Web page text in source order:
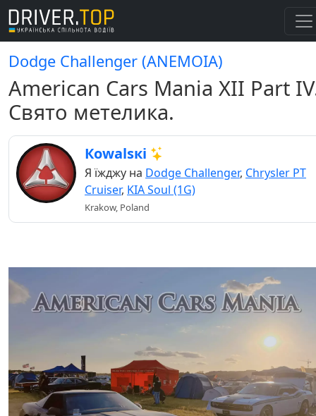
Dodge Challenger (ANEMOIA)
American Cars Mania XII Part
Свято метелика.
Кowаlsкі
Я їжджу на Dodge Challenger, Chrysler PT
Cruiser, KIA Soul (1G)
Krakow, Poland